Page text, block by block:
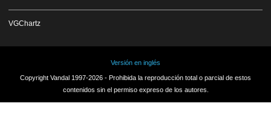
VGChartz
Versión en inglés
Copyright Vandal 1997-2026 - Prohibida la reproducción total o parcial de estos
contenidos sin el permiso expreso de los autores.